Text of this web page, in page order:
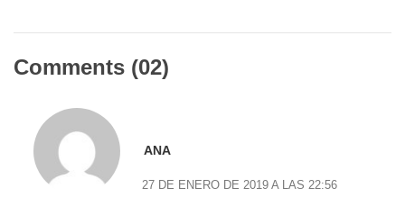
Comments (02)
ANA
27 DE ENERO DE 2019 A LAS 22:56